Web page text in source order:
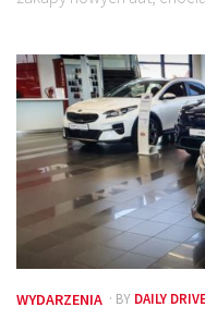
WYDARZENIA · BY DAILY